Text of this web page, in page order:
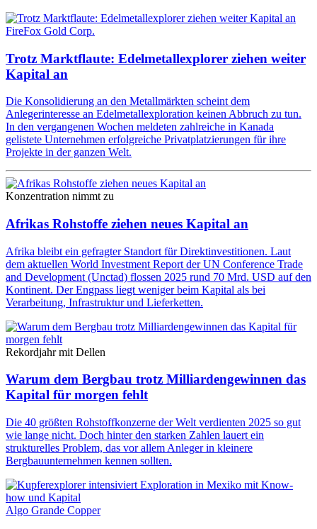
FireFox Gold Corp.
Trotz Marktflaute: Edelmetallexplorer ziehen weiter
Kapital an
Die Konsolidierung an den Metallmärkten scheint dem
Anlegerinteresse an Edelmetallexploration keinen Abbruch zu tun.
In den vergangenen Wochen meldeten zahlreiche in Kanada
gelistete Unternehmen erfolgreiche Privatplatzierungen für ihre
Projekte in der ganzen Welt.
Konzentration nimmt zu
Afrikas Rohstoffe ziehen neues Kapital an
Afrika bleibt ein gefragter Standort für Direktinvestitionen. Laut
dem aktuellen World Investment Report der UN Conference Trade
and Development (Unctad) flossen 2025 rund 70 Mrd. USD auf den
Kontinent. Der Engpass liegt weniger beim Kapital als bei
Verarbeitung, Infrastruktur und Lieferketten.
Rekordjahr mit Dellen
Warum dem Bergbau trotz Milliardengewinnen das
Kapital für morgen fehlt
Die 40 größten Rohstoffkonzerne der Welt verdienten 2025 so gut
wie lange nicht. Doch hinter den starken Zahlen lauert ein
strukturelles Problem, das vor allem Anleger in kleinere
Bergbauunternehmen kennen sollten.
Algo Grande Copper